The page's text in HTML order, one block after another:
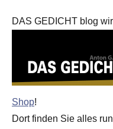
DAS GEDICHT blog
Shop!
Dort finden Sie alles